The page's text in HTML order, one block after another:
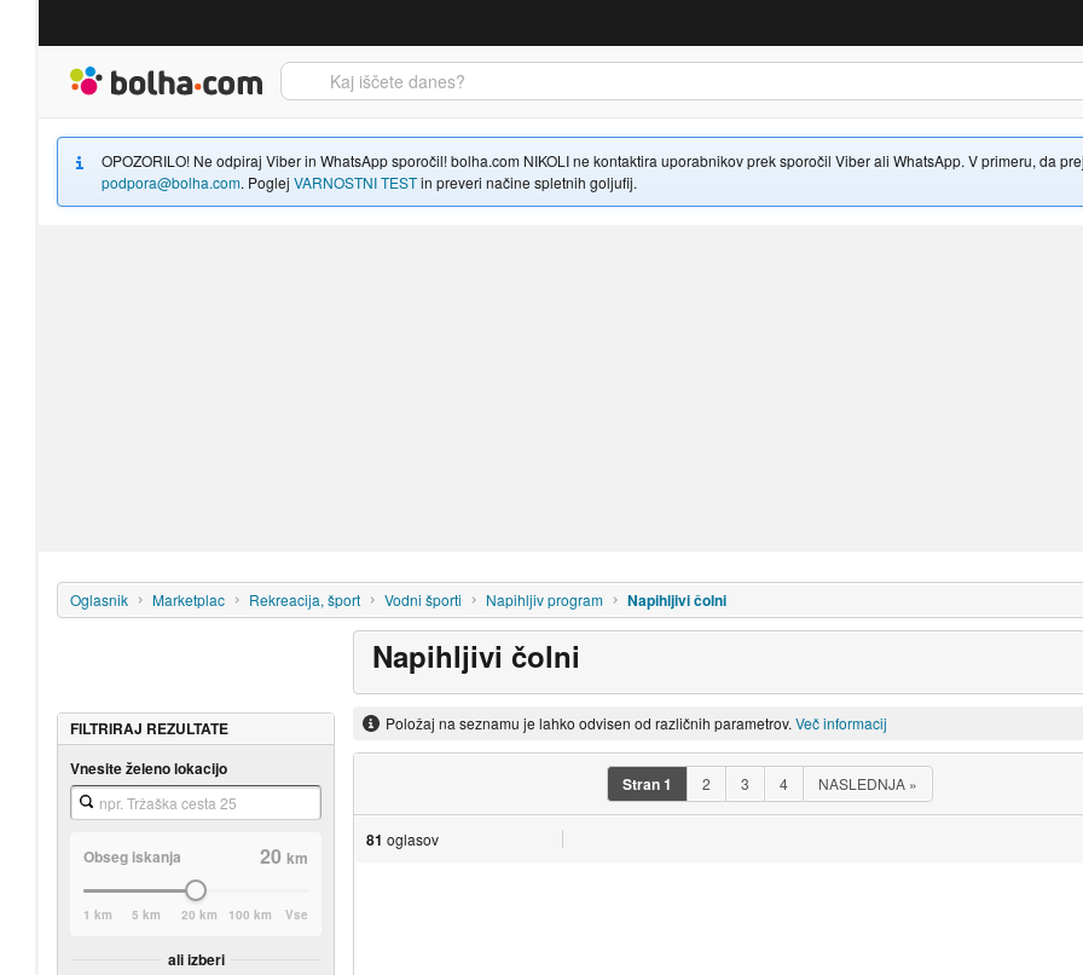
OPOZORILO! Ne odpiraj Viber in WhatsApp sporočil! bolha.com NIKOLI ne kontaktira uporabnikov prek sporočil Viber ali WhatsApp. V primeru, da
podpora@bolha.com. Poglej VARNOSTNI TESTin preveri načine spletnih goljufij.
Oglasnik Marketplac Rekreacija, šport Vodni športi Napihljiv program Napihljivi čolni
Napihljivi čolni
Položaj na seznamu je lahko odvisen od različnih parametrov. Več informacij
Stran1 2 3 4 NASLEDNJA »
81 oglasov
FILTRIRAJ REZULTATE
Vnesite želeno lokacijo
Obseg iskanja 20km
1 km 5 km 20 km 100 km Vse
ali izberi